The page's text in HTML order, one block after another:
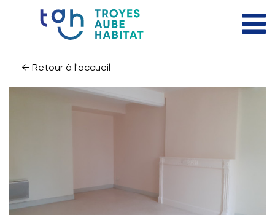
← Retour à l'accueil